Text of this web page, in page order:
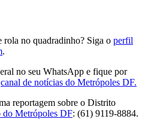
no quadradinho? Siga o perfil
.
no seu WhatsApp e fique por
canal de notícias do Metrópoles DF.
reportagem sobre o Distrito
do Metrópoles DF: (61) 9119-8884.